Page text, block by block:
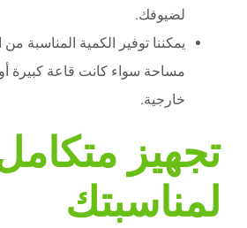
لضيوفك.
يمكننا توفير الكمية المناسبة
مساحة سواء كانت قاعة كبيرة
خارجية.
تجهيز
لمناسبتك